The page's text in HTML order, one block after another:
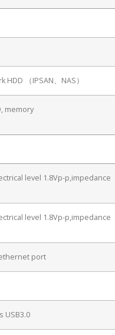
HDD （IPSAN、NAS）
memory
level 1.8Vp-p,impedance
level 1.8Vp-p,impedance
ethernet port
USB3.0